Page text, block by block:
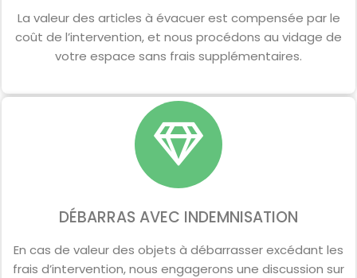
La valeur des articles à évacuer est compensée par le
coût de l’intervention, et nous procédons au vidage de
votre espace sans frais supplémentaires.
DÉBARRAS AVEC INDEMNISATION
En cas de valeur des objets à débarrasser excédant les
frais d’intervention, nous engagerons une discussion sur